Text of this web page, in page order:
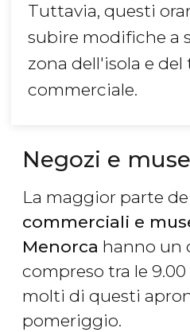
Tuttavia, questi
subire modifiche a
zona dell'isola e
commerciale.
Negozi e
La maggior parte
commerciali e
Menorca hanno un
compreso tra le 9.00
molti di questi
pomeriggio.